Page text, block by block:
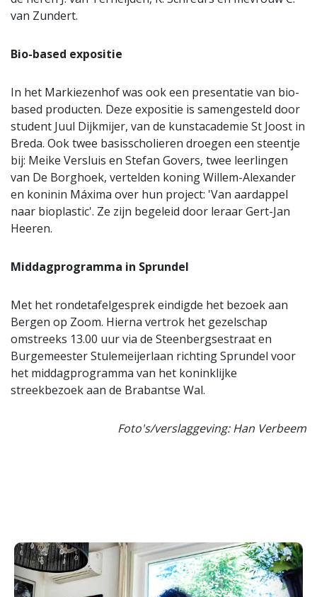
van Zundert.
Bio-based expositie
In het Markiezenhof was ook een presentatie van bio-
based producten. Deze expositie is samengesteld door
student Juul Dijkmijer, van de kunstacademie St Joost in
Breda. Ook twee basisscholieren droegen een steentje
bij: Meike Versluis en Stefan Govers, twee leerlingen
van De Borghoek, vertelden koning Willem-Alexander
en koninin Máxima over hun project: 'Van aardappel
naar bioplastic'. Ze zijn begeleid door leraar Gert-Jan
Heeren.
Middagprogramma in Sprundel
Met het rondetafelgesprek eindigde het bezoek aan
Bergen op Zoom. Hierna vertrok het gezelschap
omstreeks 13.00 uur via de Steenbergsestraat en
Burgemeester Stulemeijerlaan richting Sprundel voor
het middagprogramma van het koninklijke
streekbezoek aan de Brabantse Wal.
Foto's/verslaggeving: Han Verbeem